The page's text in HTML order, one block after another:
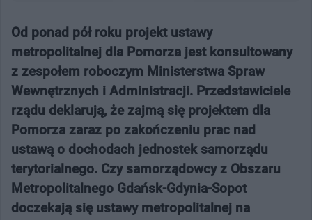
Od ponad pół roku projekt ustawy
metropolitalnej dla Pomorza jest konsultowany
z zespołem roboczym Ministerstwa Spraw
Wewnętrznych i Administracji. Przedstawiciele
rządu deklarują, że zajmą się projektem dla
Pomorza zaraz po zakończeniu prac nad
ustawą o dochodach jednostek samorządu
terytorialnego. Czy samorządowcy z Obszaru
Metropolitalnego Gdańsk-Gdynia-Sopot
doczekają się ustawy metropolitalnej na